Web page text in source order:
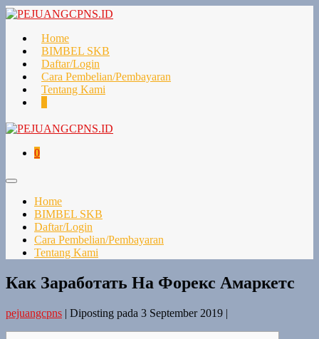
Home
BIMBEL SKB
Daftar/Login
Cara Pembelian/Pembayaran
Tentang Kami
0
Home
BIMBEL SKB
Daftar/Login
Cara Pembelian/Pembayaran
Tentang Kami
Как Заработать На Форекс Амаркетс
pejuangcpns | Diposting pada 3 September 2019 |